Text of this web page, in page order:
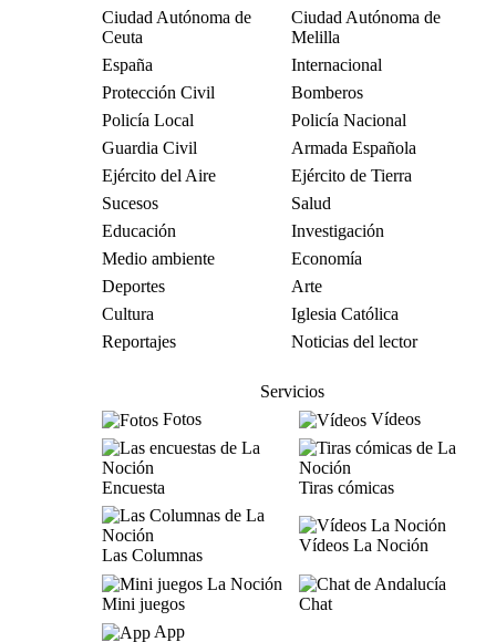
Ciudad Autónoma de
Ceuta
Ciudad Autónoma de
Melilla
España
Internacional
Protección Civil
Bomberos
Policía Local
Policía Nacional
Guardia Civil
Armada Española
Ejército del Aire
Ejército de Tierra
Sucesos
Salud
Educación
Investigación
Medio ambiente
Economía
Deportes
Arte
Cultura
Iglesia Católica
Reportajes
Noticias del lector
Servicios
Fotos
Vídeos
Encuesta Tiras cómicas
Las Columnas
Vídeos La Noción
Mini juegos
Chat
App